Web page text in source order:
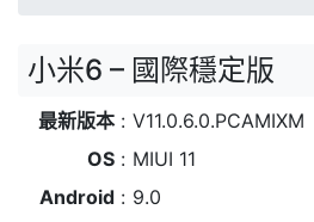
小米6 – 國際穩定版
最新版本 V11.0.6.0.PCAMIXM
OS
MIUI 11
Android
9.0